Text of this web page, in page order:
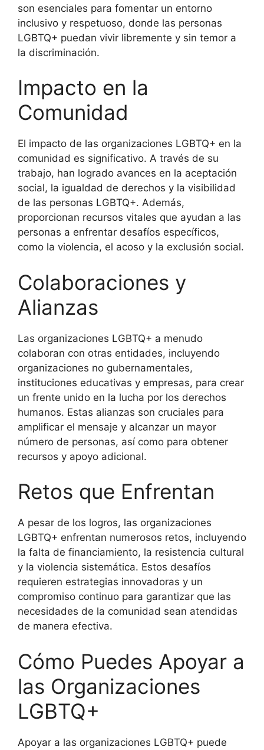
son esenciales para fomentar un entorno
inclusivo y respetuoso, donde las personas
LGBTQ+ puedan vivir libremente y sin temor a
la discriminación.
Impacto en la
Comunidad
El impacto de las organizaciones LGBTQ+ en la
comunidad es significativo. A través de su
trabajo, han logrado avances en la aceptación
social, la igualdad de derechos y la visibilidad
de las personas LGBTQ+. Además,
proporcionan recursos vitales que ayudan a las
personas a enfrentar desafíos específicos,
como la violencia, el acoso y la exclusión social.
Colaboraciones y
Alianzas
Las organizaciones LGBTQ+ a menudo
colaboran con otras entidades, incluyendo
organizaciones no gubernamentales,
instituciones educativas y empresas, para crear
un frente unido en la lucha por los derechos
humanos. Estas alianzas son cruciales para
amplificar el mensaje y alcanzar un mayor
número de personas, así como para obtener
recursos y apoyo adicional.
Retos que Enfrentan
A pesar de los logros, las organizaciones
LGBTQ+ enfrentan numerosos retos, incluyendo
la falta de financiamiento, la resistencia cultural
y la violencia sistemática. Estos desafíos
requieren estrategias innovadoras y un
compromiso continuo para garantizar que las
necesidades de la comunidad sean atendidas
de manera efectiva.
Cómo Puedes Apoyar a
las Organizaciones
LGBTQ+
Apoyar a las organizaciones LGBTQ+ puede